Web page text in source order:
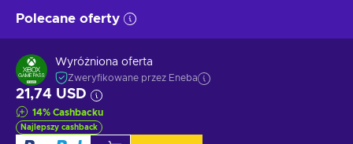
Polecane oferty
Wyróżniona oferta
Zweryfikowane przez Eneba
21,74 USD
14% Cashbacku
Najlepszy cashback